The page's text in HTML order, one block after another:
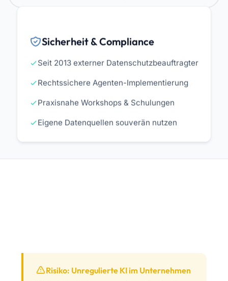
Sicherheit & Compliance
Seit 2013 externer Datenschutzbeauftragter
Rechtssichere Agenten-Implementierung
Praxisnahe Workshops & Schulungen
Eigene Datenquellen souverän nutzen
Risiko: Unregulierte KI im Unternehmen